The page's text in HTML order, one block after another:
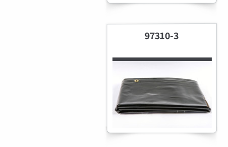
97310-3